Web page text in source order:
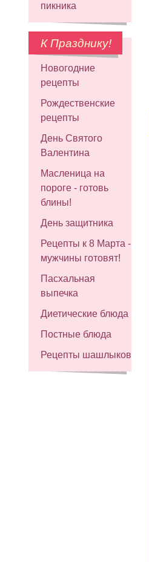
пикника
К Празднику!
Новогодние
рецепты
Рождественские
рецепты
День Святого
Валентина
Масленица на
пороге - готовь
блины!
День защитника
Рецепты к 8 Марта -
мужчины готовят!
Пасхальная
выпечка
Диетические блюда
Постные блюда
Рецепты шашлыков